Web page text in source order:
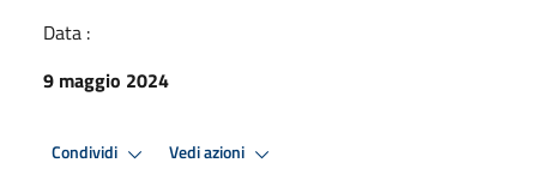
Data :
9 maggio 2024
Condividi Vedi azioni